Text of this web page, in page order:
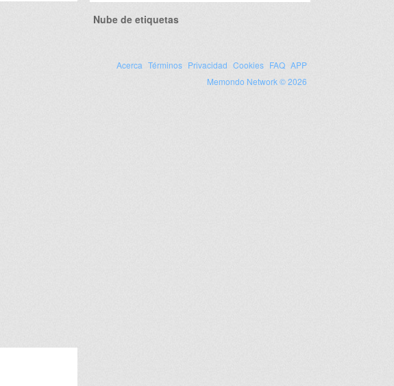
Nube de etiquetas
Acerca Términos Privacidad Cookies FAQ APP
Memondo Network © 2026